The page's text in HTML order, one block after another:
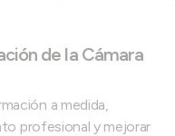
de la Cámara
a medida,
profesional y mejorar